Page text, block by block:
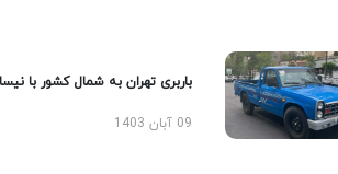
باربری تهران به شمال کشور با نیسان
09 آبان 1403